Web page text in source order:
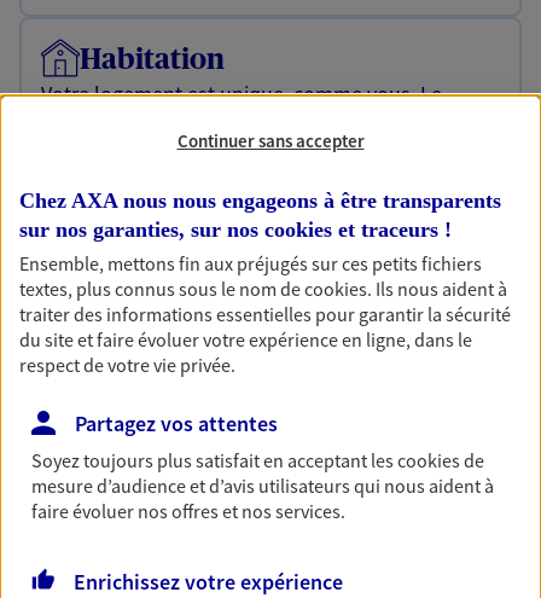
Habitation
Votre logement est unique, comme vous. Le
protégeant ce qui vous tient à coeur.
Découvrir l'offre Habitation
OBTENIR UN TARIF EN LIGNE
Garantie Accidents de la Vie
Bricoleuse, féru de jardinage, pâtissier en herbe
accident du quotidien. Avec Ma Protection
Accident, protégez votre qualité de vie et vos
revenus.
Découvrir l'offre Garantie Accidents de la Vie
Continuer sans accepter
Chez AXA nous nous engageons à être transparents
sur nos garanties, sur nos cookies et traceurs !
Ensemble, mettons fin aux préjugés sur ces petits fichiers
textes, plus connus sous le nom decookies. Ils nous aident à
traiter des informations essentielles pour garantir la sécurité
du site et faire évoluer votre expérience en ligne, dans le
respect de votre vie privée.
Partagez vos attentes
Soyez toujours plus satisfait en acceptant lescookiesde
mesure d’audience et d’avis utilisateurs qui nous aident à
faire évoluer nos offres et nos services.
Enrichissez votre expérience